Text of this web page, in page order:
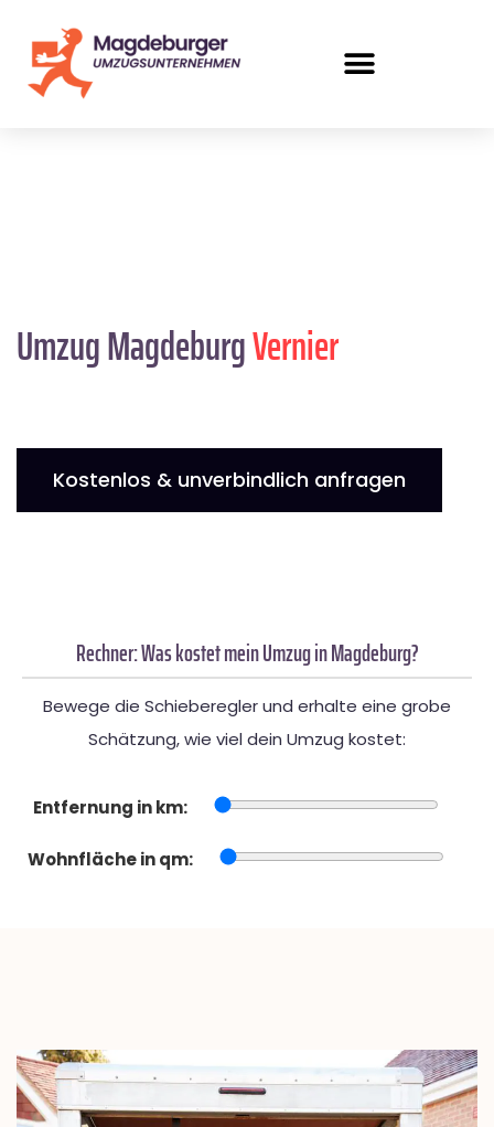
Umzug MagdeburgVernier
Kostenlos & unverbindlich anfragen
Rechner: Was kostet mein Umzug in Magdeburg?
Bewege die Schieberegler und erhalte eine grobe
Schätzung, wie viel dein Umzug kostet:
Entfernung in km:
Wohnfläche in qm: